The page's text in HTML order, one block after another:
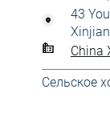
43
China
Сельское